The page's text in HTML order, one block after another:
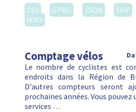
CSV
GPKG JSON SHP
WMS
Comptage vélos
Le nombre de cyclistes est
endroits dans la Région de
D'autres compteurs seront
prochaines années. Vous pouvez
services …